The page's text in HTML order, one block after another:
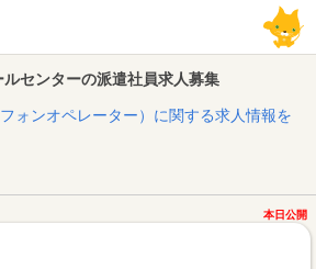
センターの派遣社員求人募集
ォンオペレーター）に関する求人情報を
本日公開